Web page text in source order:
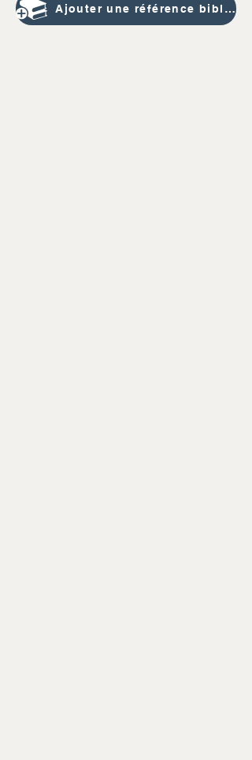
Ajouter une référence